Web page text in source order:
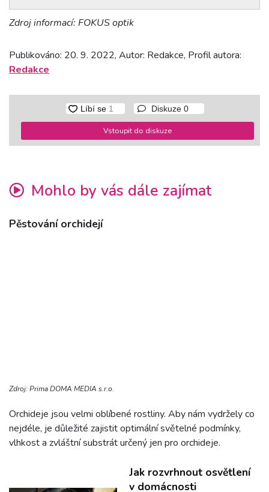
Zdroj informací: FOKUS optik
Publikováno: 20. 9. 2022, Autor: Redakce, Profil autora:
Redakce
Diskuze 0
Vstoupit do diskuze
Mohlo by vás dále zajímat
Pěstování orchidejí
Zdroj: Prima DOMA MEDIA s.r.o.
Orchideje jsou velmi oblíbené rostliny. Aby nám vydržely co
nejdéle, je důležité zajistit optimální světelné podmínky,
vlhkost a zvláštní substrát určený jen pro orchideje.
Jak rozvrhnout osvětlení
v domácnosti